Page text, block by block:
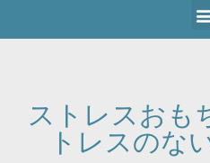
ストレスおも
トレスのな